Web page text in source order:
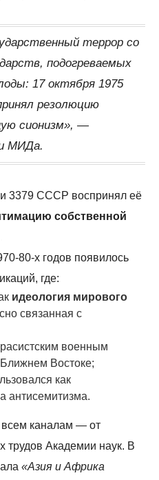
террор со
подогреваемых
17 октября 1975
резолюцию
сионизм», —
МИДа.
3379 СССР воспринял её
собственной
80-х годов появилось
где:
идеология мирового
связанная с
военным
Востоке;
как
антисемитизма.
всем каналам — от
трудов Академии наук. В
«Азия и Африка